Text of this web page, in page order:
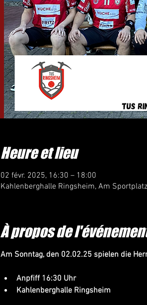
Heure et lieu
02 févr. 2025, 16:30 – 18:00
Kahlenberghalle Ringsheim, Am
À propos de
Am Sonntag, den 02.02.25 spielen die
Anpfiff 16:30 Uhr
Kahlenberghalle Ringsheim